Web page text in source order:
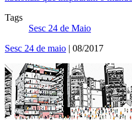
Tags
Sesc 24 de Maio
Sesc 24 de maio | 08/2017